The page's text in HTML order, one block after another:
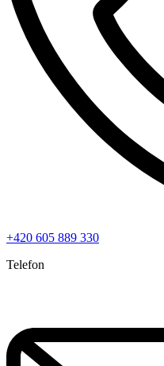
+420 605 889 330
Telefon